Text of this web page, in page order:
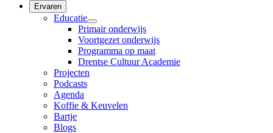
Ervaren
Educatie
Primair onderwijs
Voortgezet onderwijs
Programma op maat
Drentse Cultuur Academie
Projecten
Podcasts
Agenda
Koffie & Keuvelen
Bartje
Blogs